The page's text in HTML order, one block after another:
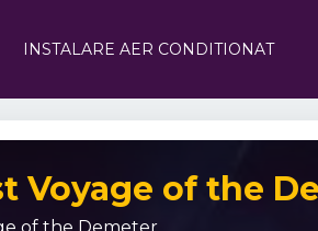
INSTALARE AER CONDITIONAT
Voyage of the